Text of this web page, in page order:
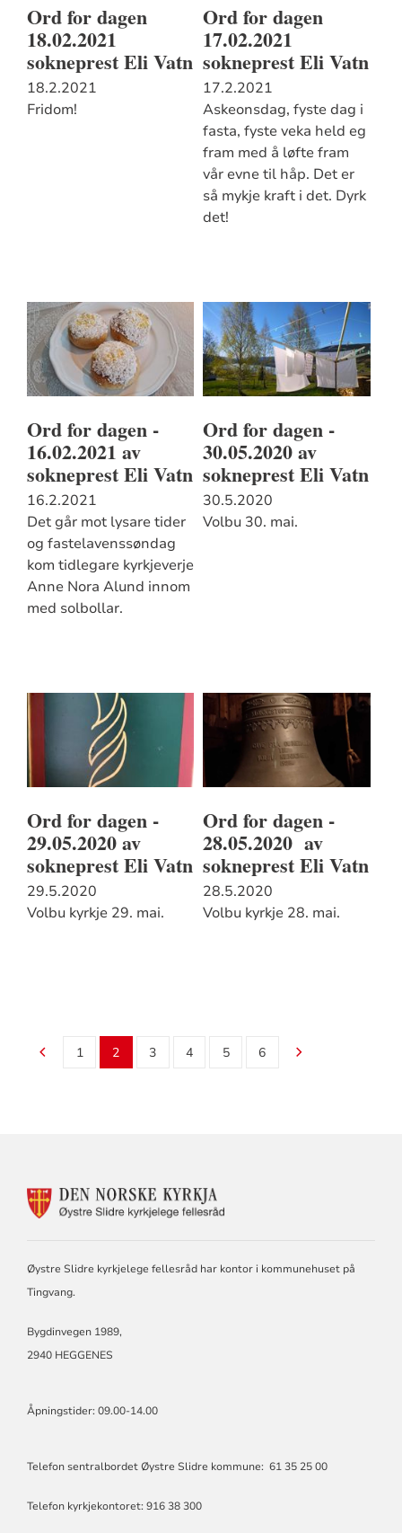
Ord for dagen
18.02.2021
sokneprest Eli Vatn
18.2.2021
Fridom!
Ord for dagen
17.02.2021
sokneprest Eli Vatn
17.2.2021
Askeonsdag, fyste dag i
fasta, fyste veka held eg
fram med å løfte fram
vår evne til håp. Det er
så mykje kraft i det. Dyrk
det!
Ord for dagen -
16.02.2021 av
sokneprest Eli Vatn
16.2.2021
Det går mot lysare tider
og fastelavenssøndag
kom tidlegare kyrkjeverje
Anne Nora Alund innom
med solbollar.
Ord for dagen -
30.05.2020 av
sokneprest Eli Vatn
30.5.2020
Volbu 30. mai.
Ord for dagen -
29.05.2020 av
sokneprest Eli Vatn
29.5.2020
Volbu kyrkje 29. mai.
Ord for dagen -
28.05.2020 av
sokneprest Eli Vatn
28.5.2020
Volbu kyrkje 28. mai.
1 2 3 4 5 6
FOR
KYRKJELEGE
Øystre Slidre kyrkjelege fellesråd har kontor i kommunehuset på
Tingvang.
Bygdinvegen 1989,
2940 HEGGENES
Åpningstider: 09.00-14.00
Telefon sentralbordet Øystre Slidre kommune: 61 35 25 00
Telefon kyrkjekontoret: 916 38 300